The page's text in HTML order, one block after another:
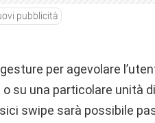
pubblicità
per agevolare
su una particolare unità
swipe sarà possibile